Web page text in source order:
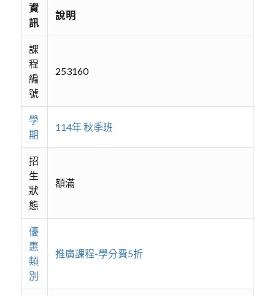
資
訊
說明
課
程
編
號
253160
學
期
114年 秋季班
招
生
狀
態
額滿
優
惠
類
別
推廣課程-學分費5折